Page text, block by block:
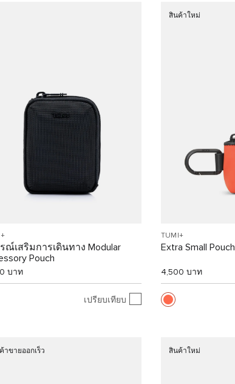
ณ์เสริมการเดินทาง Modular
Pouch
บาท
เปรียบเทียบ
สินค้าใหม่
TUMI+
Extra Small Pouch
4,500 บาท
าขายออกเร็ว สินค้าใหม่